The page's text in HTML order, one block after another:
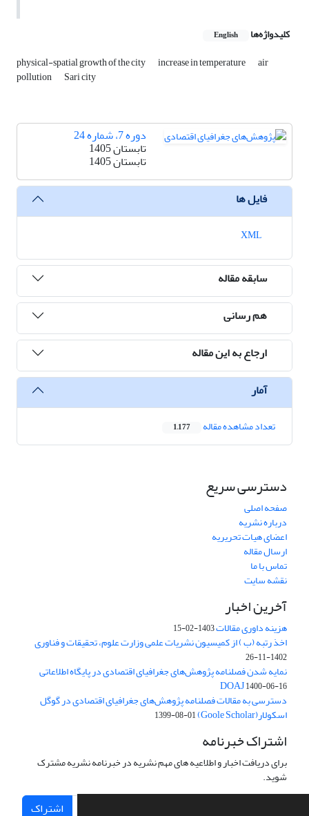
کلیدواژه‌ها English
physical-spatial growth of the city increase in temperature air
pollution Sari city
دوره 7، شماره 24
تابستان 1405
تابستان 1405
فایل ها
سابقه مقاله
هم رسانی
ارجاع به این مقاله
آمار
تعداد مشاهده مقاله 1,177
دسترسی سریع
صفحه اصلی
درباره نشریه
اعضای هیات تحریریه
ارسال مقاله
تماس با ما
نقشه سایت
آخرین اخبار
هزینه داوری مقالات1403-02-15
اخذ رتبه (ب ) از کمیسیون نشریات علمی وزارت علوم، تحقیقات و فناوری
1402-11-26
نمایه شدن فصلنامه پژوهش‌های جغرافیای اقتصادی در پایگاه اطلاعاتی
DOAJ1400-06-16
دسترسی به مقالات فصلنامه پژوهش‌های جغرافیای اقتصادی در گوگل
اسکولار(Goole Scholar) 1399-08-01
اشتراک خبرنامه
برای دریافت اخبار و اطلاعیه های مهم نشریه در خبرنامه نشریه مشترک
شوید.
اشتراک